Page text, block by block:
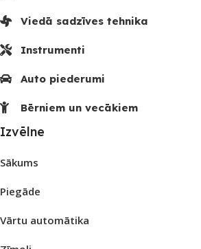
Viedā sadzīves tehnika
Instrumenti
Auto piederumi
Bērniem un vecākiem
Izvēlne
Sākums
Piegāde
Vārtu automātika